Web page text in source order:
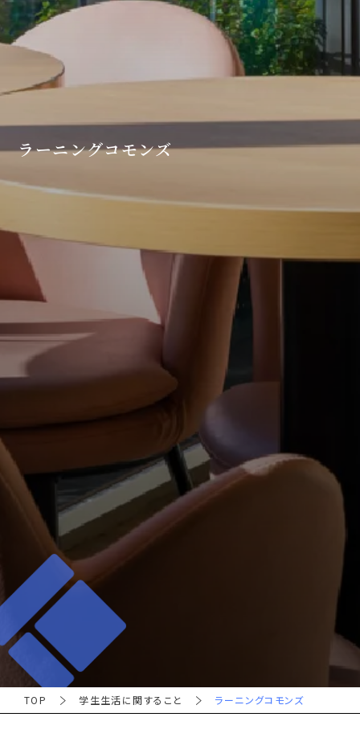
ラーニングコモンズ
TOP 学生生活に関すること ラーニングコモンズ